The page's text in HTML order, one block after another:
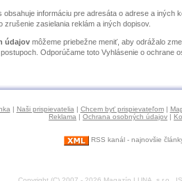
informáciu pre adresáta o adrese a iných
zasielania reklám a iných dopisov.
údajovmôžeme priebežne meniť, aby odrážalo
Odporúčame toto Vyhlásenie o ochrane
| Naši prispievatelia | Chcem byť prispievateľom|
Reklama | Ochrana osobných údajov |
RSS kanál - najnovšie